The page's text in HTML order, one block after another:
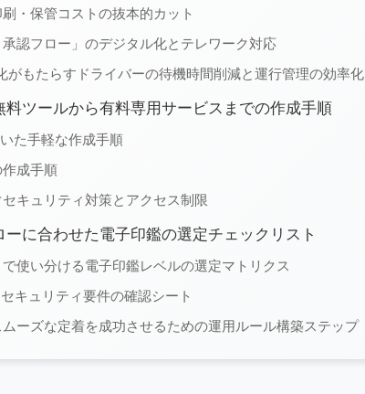
・保管コストの抜本的カット
認フロー」のデジタル化とテレワーク対応
がもたらすドライバーの待機時間削減と運行管理の効率化
ツールから有料専用サービスまでの作成手順
た手軽な作成手順
成手順
キュリティ対策とアクセス制限
に合わせた電子印鑑の選定チェックリスト
使い分ける電子印鑑レベルの選定マトリクス
キュリティ要件の確認シート
ーズな定着を成功させるための運用ルール構築ステップ